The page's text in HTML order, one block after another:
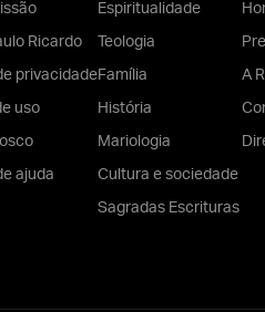
Ricardo
privacidade
uso
ajuda
Espiritualidade
Teologia
Família
História
Mariologia
Cultura e sociedade
Sagradas Escrituras
A